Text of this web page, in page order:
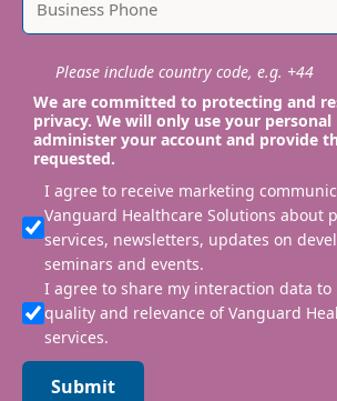
Please include country code, e.g. +44
We are committed to protecting and
privacy. We will only use your
administer your account and provide
requested.
I agree to receive marketing
Vanguard Healthcare Solutions about
services, newsletters, updates on
seminars and events.
I agree to share my interaction data
quality and relevance of Vanguard
services.
Submit